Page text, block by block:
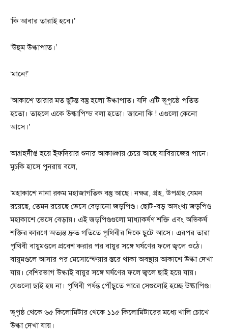
‘কি আবার তারাই হবে।’
‘উহুম উল্কাপাত।’
‘মানে!’
‘আকাশে তারার মত ছুটন্ত বস্তু হলো উল্কাপাত। যদি এটি ভূপৃষ্ঠে পতিত
হতো। তাহলে একে উল্কাপিন্ড বলা হতো। জানো কি ! এগুলো কেনো
আসে।’
আগ্রহদীপ্ত হয়ে ইফদিয়ার শুনার আকাঙ্ক্ষায় চেয়ে আছে যাবিয়াজের পানে।
মুচকি হাসে পুনরায় বলে,
‘মহাকাশে নানা রকম মহাজাগতিক বস্তু আছে। নক্ষত্র, গ্রহ, উপগ্রহ যেমন
রয়েছে, তেমন রয়েছে ভেসে বেড়ানো জড়পিণ্ড। ছোট-বড় অসংখ্য জড়পিণ্ড
মহাকাশে ভেসে বেড়ায়। এই জড়পিণ্ডগুলো মাধ্যাকর্ষণ শক্তি এবং অভিকর্ষ
শক্তির কারণে অত্যন্ত দ্রুত গতিতে পৃথিবীর দিকে ছুটে আসে। এরপর তারা
পৃথিবী বায়ুমণ্ডলে প্রবেশ করার পর বায়ুর সঙ্গে ঘর্ষণের ফলে জ্বলে ওঠে।
বায়ুমণ্ডলে আসার পর মেসোস্ফেয়ার স্তরে থাকা অবস্থায় আকাশে উল্কা দেখা
যায়। বেশিরভাগ উল্কাই বায়ুর সঙ্গে ঘর্ষণের ফলে জ্বলে ছাই হয়ে যায়।
যেগুলো ছাই হয় না। পৃথিবী পর্যন্ত পৌঁছুতে পারে সেগুলোই হচ্ছে উল্কাপিণ্ড।
ভূপৃষ্ঠ থেকে ৬৫ কিলোমিটার থেকে ১১৫ কিলোমিটারের মধ্যে খালি চোখে
উল্কা দেখা যায়।